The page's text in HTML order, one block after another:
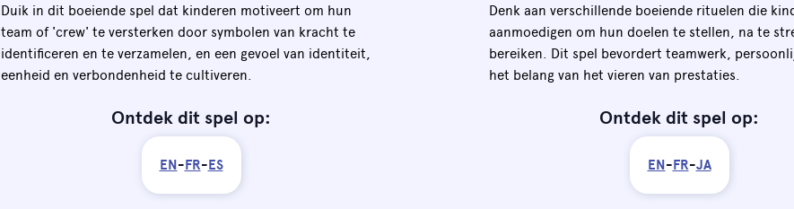
Duik in dit boeiende spel dat kinderen motiveert om hun
team of 'crew' te versterken door symbolen van kracht te
identificeren en te verzamelen, en een gevoel van identiteit,
eenheid en verbondenheid te cultiveren.
Ontdek dit spel op:
EN-FR-ES
Denk aan verschillende boeiende rituelen die
aanmoedigen om hun doelen te stellen, na te
bereiken. Dit spel bevordert teamwerk,
het belang van het vieren van prestaties.
Ontdek dit spel op:
EN-FR-JA